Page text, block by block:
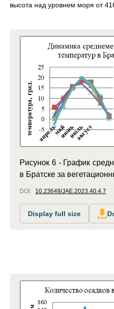
высота над уровнем моря от
Рисунок 6 - График
в Братске за
DOI: 10.23649/JAE.2023.40.4.7
Display full size